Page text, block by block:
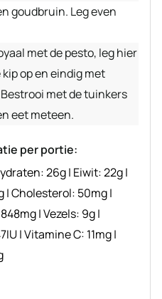
goudbruin. Leg even
met de pesto, leg hier
op en eindig met
met de tuinkers
eet meteen.
per portie:
26g| Eiwit:22g|
|Cholesterol: 50mg|
848mg|Vezels: 9g|
IU|Vitamine C: 11mg|